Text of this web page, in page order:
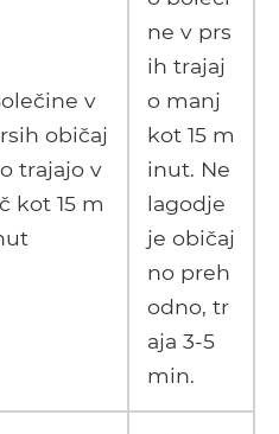
v
običaj
trajajo v
kot 15 m
ne v prs
ih trajaj
o manj
kot 15 m
inut. Ne
lagodje
je običaj
no preh
odno, tr
aja 3-5
min.